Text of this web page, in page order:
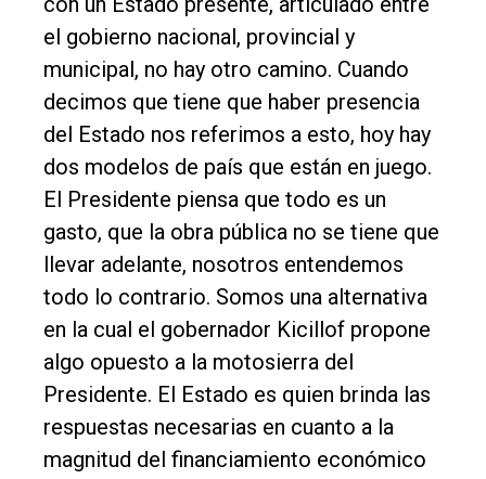
el gobierno nacional, provincial y
municipal, no hay otro camino. Cuando
decimos que tiene que haber presencia
del Estado nos referimos a esto, hoy hay
dos modelos de país que están en juego.
El Presidente piensa que todo es un
gasto, que la obra pública no se tiene que
llevar adelante, nosotros entendemos
todo lo contrario. Somos una alternativa
en la cual el gobernador Kicillof propone
algo opuesto a la motosierra del
Presidente. El Estado es quien brinda las
respuestas necesarias en cuanto a la
magnitud del financiamiento económico